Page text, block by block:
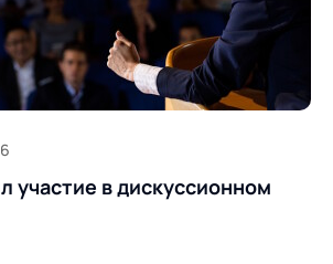
участие в дискуссионном